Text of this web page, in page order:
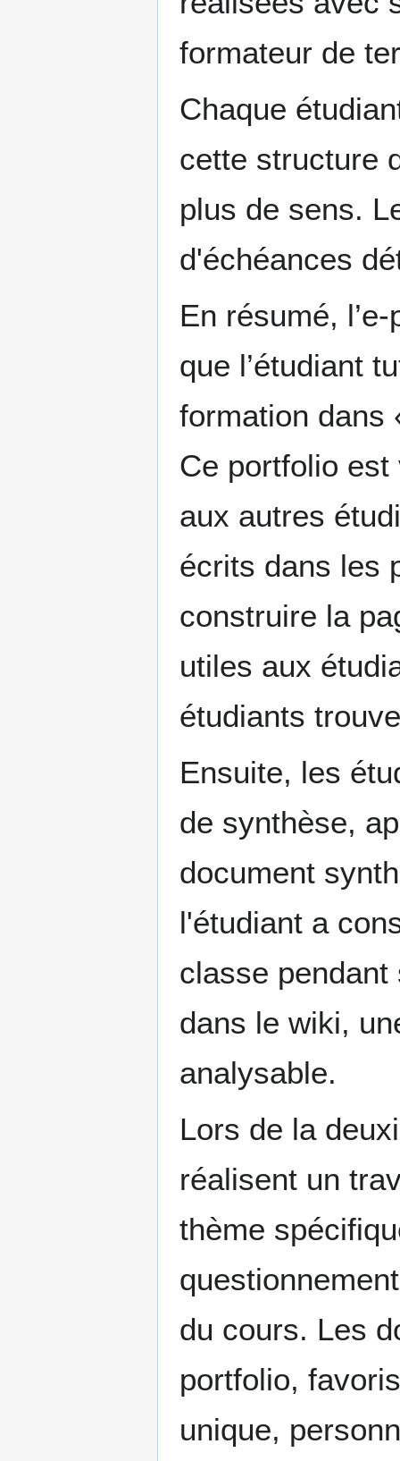
formateur de
Chaque
cette structure
plus de sens.
d'échéances
En résumé,
que l’étudiant
formation dans
Ce portfolio
aux autres
écrits dans les
construire la
utiles aux
étudiants
Ensuite, les
de synthèse,
document
l'étudiant a
classe
dans le wiki,
analysable.
Lors de la
réalisent un
thème
du cours. Les
portfolio,
unique,